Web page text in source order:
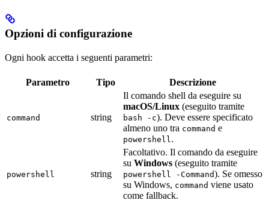
Opzioni di configurazione
Ogni hook accetta i seguenti parametri:
Parametro Tipo Descrizione
command string
Il comando shell da eseguire su
macOS/Linux (eseguito tramite
bash -c). Deve essere specificato
almeno uno tra command e
powershell.
powershell string
Facoltativo. Il comando da eseguire
su Windows (eseguito tramite
powershell -Command). Se omesso
su Windows, command viene usato
come fallback.